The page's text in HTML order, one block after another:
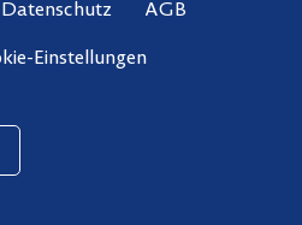
Datenschutz AGB
Einstellungen